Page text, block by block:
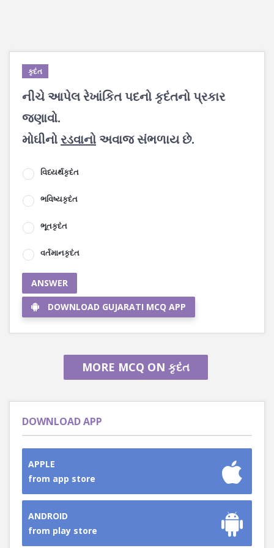
કૃદંત
નીચે આપેલ રેખાંકિત પદનો કૃદંતનો પ્રકાર
જણાવો.
મોઘીનોરડવાનોઅવાજ સંભળાય છે.
વિધ્યર્થકૃદંત
ભવિષ્યકૃદંત
ભૂતકૃદંત
વર્તમાનકૃદંત
ANSWER
DOWNLOAD GUJARATI MCQ APP
MORE MCQ ON કૃદંત
DOWNLOAD APP
APPLE
from app store
ANDROID
from play store